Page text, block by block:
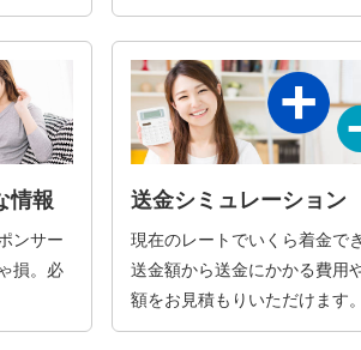
情報
ンサー
損。必
送金シミュレーション
現在のレートでいくら着金で
送金額から送金にかかる費用
額をお見積もりいただけます。